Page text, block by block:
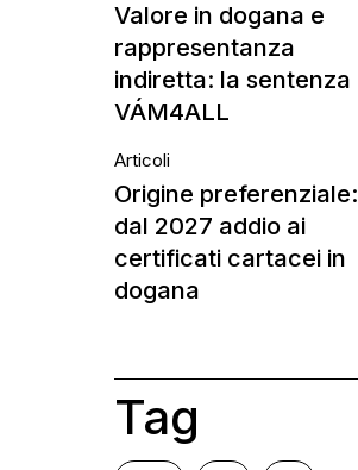
Valore in dogana e
rappresentanza
indiretta: la sentenza
VÁM4ALL
Articoli
Origine preferenziale:
dal 2027 addio ai
certificati cartacei in
dogana
Tag